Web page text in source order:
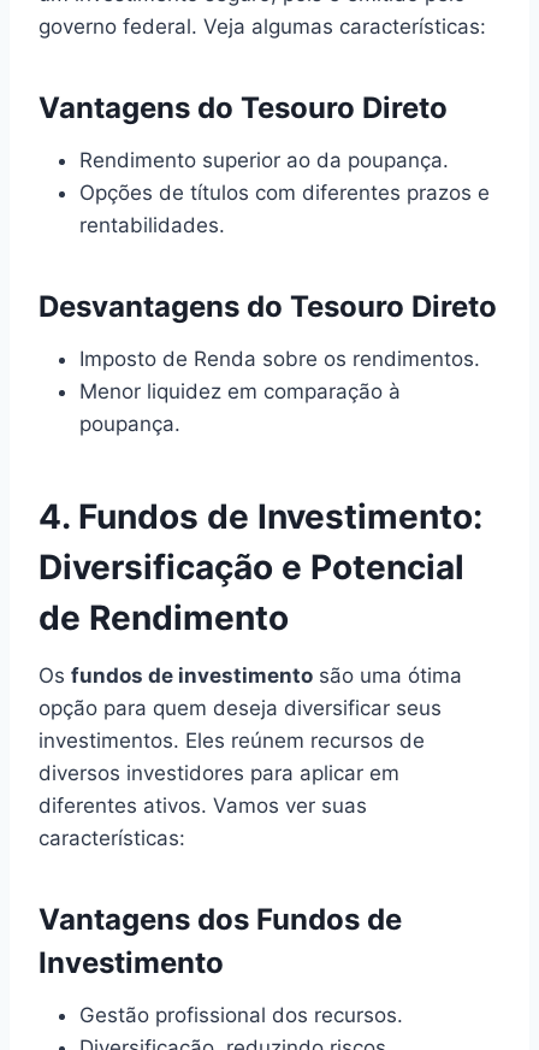
governo federal. Veja algumas características:
Vantagens do Tesouro Direto
Rendimento superior ao da poupança.
Opções de títulos com diferentes prazos e
rentabilidades.
Desvantagens do Tesouro Direto
Imposto de Renda sobre os rendimentos.
Menor liquidez em comparação à
poupança.
4. Fundos de Investimento:
Diversificação e Potencial
de Rendimento
Os fundos de investimento são uma ótima
opção para quem deseja diversificar seus
investimentos. Eles reúnem recursos de
diversos investidores para aplicar em
diferentes ativos. Vamos ver suas
características:
Vantagens dos Fundos de
Investimento
Gestão profissional dos recursos.